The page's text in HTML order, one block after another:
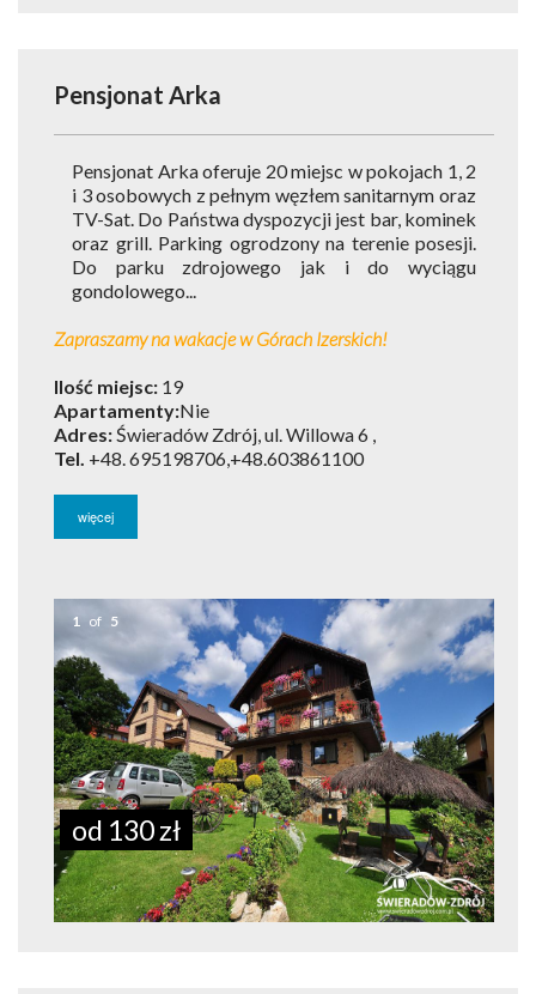
Pensjonat Arka
Pensjonat Arka oferuje 20 miejsc w pokojach 1, 2
i 3 osobowych z pełnym węzłem sanitarnym oraz
TV-Sat. Do Państwa dyspozycji jest bar, kominek
oraz grill. Parking ogrodzony na terenie posesji.
Do parku zdrojowego jak i do wyciągu
gondolowego...
Zapraszamy na wakacje w Górach Izerskich!
Ilość miejsc: 19
Apartamenty:Nie
Adres:Świeradów Zdrój, ul. Willowa 6 ,
Tel. +48. 695198706,+48.603861100
więcej
1 of 5
od 130 zł